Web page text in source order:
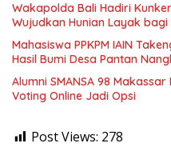
Wakapolda Bali Hadiri
Wujudkan Hunian Layak
Mahasiswa PPKPM IAIN
Hasil Bumi Desa Pantan
Alumni SMANSA 98
Voting Online Jadi Opsi
Post Views: 278